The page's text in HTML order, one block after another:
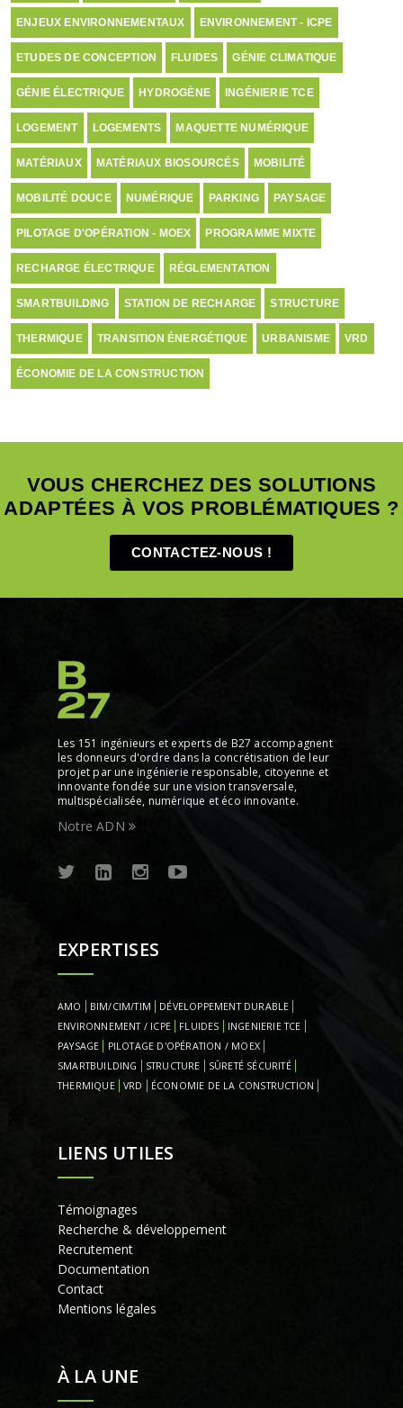
ENJEUX ENVIRONNEMENTAUX ENVIRONNEMENT - ICPE
ETUDES DE CONCEPTION FLUIDES GÉNIE CLIMATIQUE
GÉNIE ÉLECTRIQUE HYDROGÈNE INGÉNIERIE TCE
LOGEMENT LOGEMENTS MAQUETTE NUMÉRIQUE
MATÉRIAUX MATÉRIAUX BIOSOURCÉS MOBILITÉ
MOBILITÉ DOUCE NUMÉRIQUE PARKING PAYSAGE
PILOTAGE D'OPÉRATION - MOEX PROGRAMME MIXTE
RECHARGE ÉLECTRIQUE RÉGLEMENTATION
SMARTBUILDING STATION DE RECHARGE STRUCTURE
THERMIQUE TRANSITION ÉNERGÉTIQUE URBANISME VRD
ÉCONOMIE DE LA CONSTRUCTION
VOUS CHERCHEZ DES SOLUTIONS
ADAPTÉES À VOS PROBLÉMATIQUES ?
CONTACTEZ-NOUS !
Les 151 ingénieurs et experts de B27 accompagnent
les donneurs d'ordre dans la concrétisation de leur
projet par une ingénierie responsable, citoyenne et
innovante fondée sur une vision transversale,
multispécialisée, numérique et éco innovante.
Notre ADN
EXPERTISES
AMO BIM/CIM/TIM
DÉVELOPPEMENT DURABLE
ENVIRONNEMENT / ICPE
FLUIDES
INGENIERIE TCE
PAYSAGE
PILOTAGE D'OPÉRATION / MOEX
SMARTBUILDING
STRUCTURE
SÛRETÉ SÉCURITÉ
THERMIQUE
VRD ÉCONOMIE DE LA CONSTRUCTION
LIENS UTILES
Témoignages
Recherche & développement
Recrutement
Documentation
Contact
Mentions légales
À LA UNE